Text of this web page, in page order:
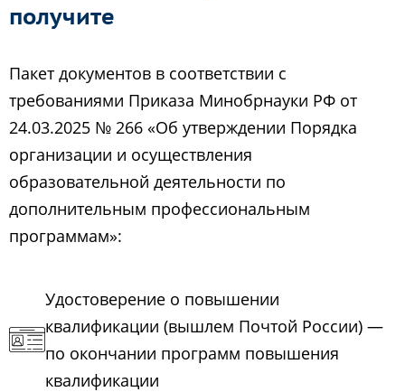
получите
Пакет документов в соответствии с
требованиями Приказа Минобрнауки РФ от
24.03.2025 № 266 «Об утверждении Порядка
организации и осуществления
образовательной деятельности по
дополнительным профессиональным
программам»:
Удостоверение о повышении
квалификации (вышлем Почтой России) —
по окончании программ повышения
квалификации